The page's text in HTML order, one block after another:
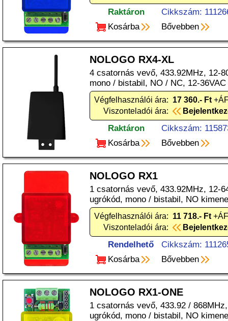
Raktáron
Cikkszám:
Kosárba
Bővebben
NOLOGO RX4-XL
4 csatornás vevő, 433.92MHz, 12-
mono / bistabil, NO / NC, 12-
Végfelhasználói ára: 17 360.- Ft
Viszonteladói ára:
Raktáron
Cikkszám:
Kosárba
Bővebben
NOLOGO RX1
1 csatornás vevő, 433.92MHz, 12-
ugrókód, mono / bistabil, NO
Végfelhasználói ára: 11 718.- Ft
Viszonteladói ára:
Rendelhető
Cikkszám:
Kosárba
Bővebben
NOLOGO RX1-ONE
1 csatornás vevő, 433.92 /
ugrókód, mono / bistabil, NO